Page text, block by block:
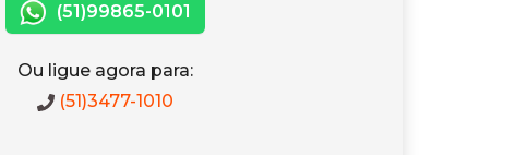
(51)99865-0101
Ou ligue agora para:
(51)3477-1010